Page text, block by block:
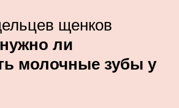
щенков
нужно ли
молочные зубы у